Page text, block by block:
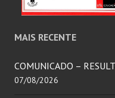
MAIS RECENTE
COMUNICADO –
07/08/2026